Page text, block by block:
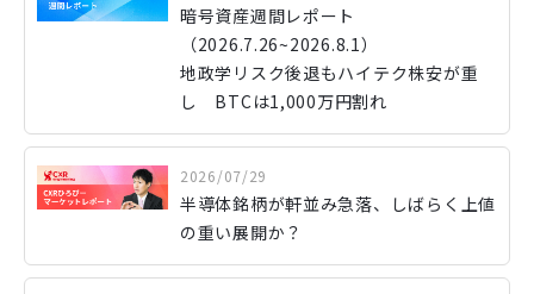
暗号資産週間レポート
（2026.7.26~2026.8.1）
地政学リスク後退もハイテク株安が重
し BTCは1,000万円割れ
2026/07/29
半導体銘柄が軒並み急落、しばらく上値
の重い展開か？